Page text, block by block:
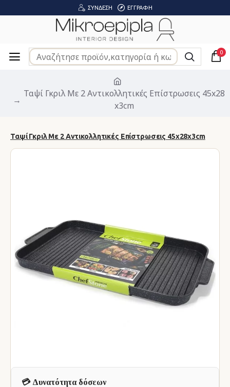
ΣΎΝΔΕΣΗ ΕΓΓΡΑΦΉ
0
Ταψί Γκριλ Με 2 Αντικολλητικές Επίστρωσεις 45x28
x3cm
Ταψί Γκριλ Με 2 Αντικολλητικές Επίστρωσεις 45x28x3cm
💳 Δυνατότητα δόσεων